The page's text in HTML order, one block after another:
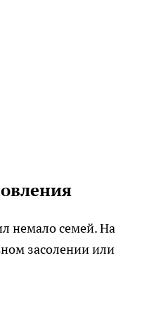
немало семей. На
засолении или